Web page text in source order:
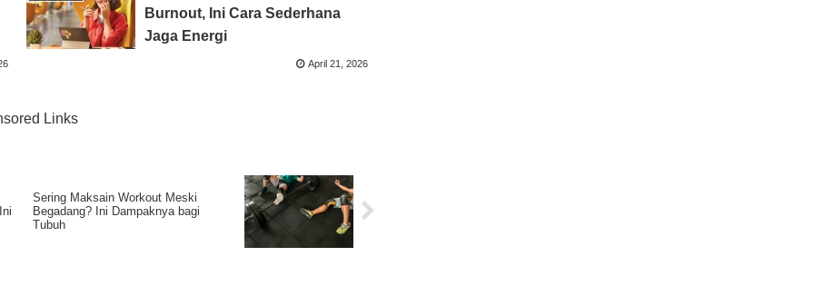
Burnout, Ini Cara Sederhana
Jaga Energi
April 21, 2026
Links
Sering Maksain Workout Meski
Begadang? Ini Dampaknya bagi
Tubuh